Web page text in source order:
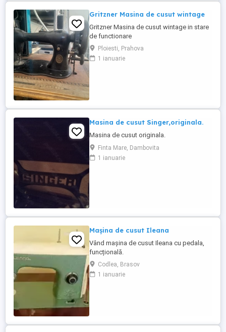
Gritzner Masina de cusut wintage
Gritzner Masina de cusut wintage in stare
de functionare
Ploiesti, Prahova
1 ianuarie
Masina de cusut Singer,originala.
Masina de cusut originala.
Finta Mare, Dambovita
1 ianuarie
Mașina de cusut Ileana
Vând mașina de cusut Ileana cu pedala,
funcțională.
Codlea, Brasov
1 ianuarie